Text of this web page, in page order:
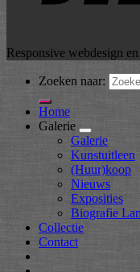
Responsive webdesign
Zoeken naar:
Home
Galerie
Galerie
Kunstuitleen
(Huur)koop
Nieuws
Exposities
Biografie
Collectie
Contact